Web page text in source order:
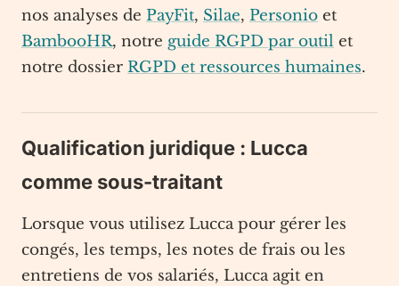
nos analyses de PayFit, Silae, Personio et
BambooHR, notre guide RGPD par outil et
notre dossier RGPD et ressources humaines.
Qualification juridique : Lucca
comme sous-traitant
Lorsque vous utilisez Lucca pour gérer les
congés, les temps, les notes de frais ou les
entretiens de vos salariés, Lucca agit en